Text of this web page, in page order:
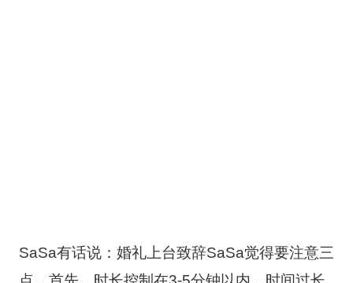
SaSa有话说：婚礼上台致辞SaSa觉得要注意三